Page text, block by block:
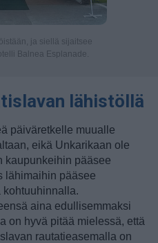
ja siellä sijaitsee
Balnea Esplanade.
lähistöllä
päiväretkelle muualle
eikä Unkarikaan ole
kaupunkeihin pääsee
lähimaihin pääsee
kohtuuhinnalla.
aina edullisemmaksi
on hyvä pitää mielessä, että
rautatieasemalla on